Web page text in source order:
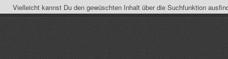
Vielleicht kannst Du den gewüschten Inhalt über die Suchfunktion